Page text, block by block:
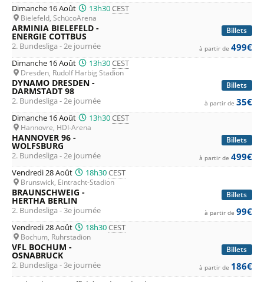
Dimanche 16 Août 13h30CEST
Bielefeld, SchücoArena
Billets
ARMINIA BIELEFELD -
ENERGIE COTTBUS
2. Bundesliga - 2e journée à partir de 499€
Dimanche 16 Août 13h30CEST
Dresden, Rudolf Harbig Stadion
Billets
DYNAMO DRESDEN -
DARMSTADT 98
2. Bundesliga - 2e journée à partir de 35€
Dimanche 16 Août 13h30CEST
Hannovre, HDI-Arena
Billets
HANNOVER 96 -
WOLFSBURG
2. Bundesliga - 2e journée à partir de 499€
Vendredi 28 Août 18h30CEST
Brunswick, Eintracht-Stadion
Billets
BRAUNSCHWEIG -
HERTHA BERLIN
2. Bundesliga - 3e journée à partir de 99€
Vendredi 28 Août 18h30CEST
Bochum, Ruhrstadion
Billets
VFL BOCHUM -
OSNABRUCK
2. Bundesliga - 3e journée à partir de 186€